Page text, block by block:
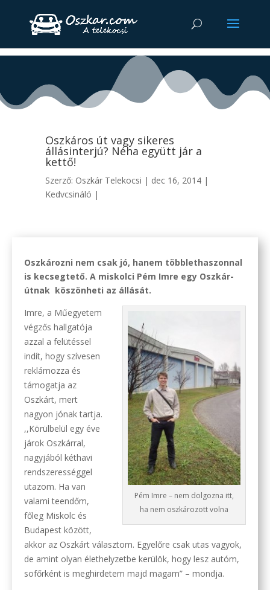
Oszkáros út vagy sikeres
állásinterjú? Néha együtt jár a
kettő!
Szerző: Oszkár Telekocsi | dec 16, 2014|
Kedvcsináló |
Oszkározni nem csak jó, hanem többlethaszonnal
is kecsegtető. A miskolci Pém Imre egy Oszkár-
útnak köszönheti az állását.
Pém Imre – nem dolgozna itt,
ha nem oszkározott volna
Imre, a Műegyetem
végzős hallgatója
azzal a felütéssel
indít, hogy szívesen
reklámozza és
támogatja az
Oszkárt, mert
nagyon jónak tartja.
,,Körülbelül egy éve
járok Oszkárral,
nagyjából kéthavi
rendszerességgel
utazom. Ha van
valami teendőm,
főleg Miskolc és
Budapest között,
akkor az Oszkárt választom. Egyelőre csak utas vagyok,
de amint olyan élethelyzetbe kerülök, hogy lesz autóm,
sofőrként is meghirdetem majd magam” – mondja.